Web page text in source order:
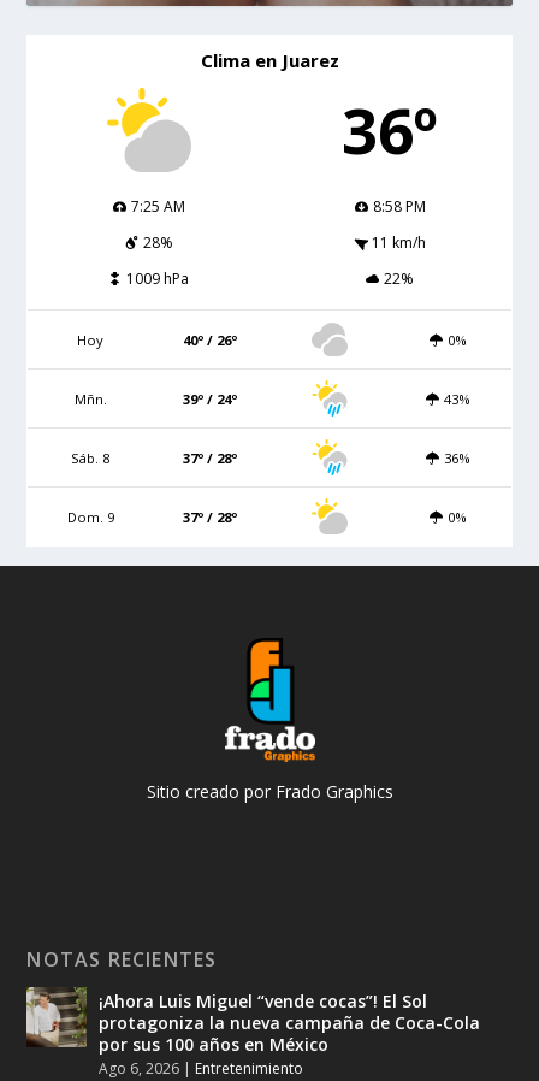
Clima en Juarez
36º
7:25 AM
8:58 PM
28%
11 km/h
1009 hPa
22%
Hoy 40º / 26º 0%
Mñn. 39º / 24º 43%
Sáb. 8 37º / 28º 36%
Dom. 9 37º / 28º 0%
Sitio creado por Frado Graphics
NOTAS RECIENTES
¡Ahora Luis Miguel “vende cocas”! El Sol
protagoniza la nueva campaña de Coca-Cola
por sus 100 años en México
Ago 6, 2026 | Entretenimiento